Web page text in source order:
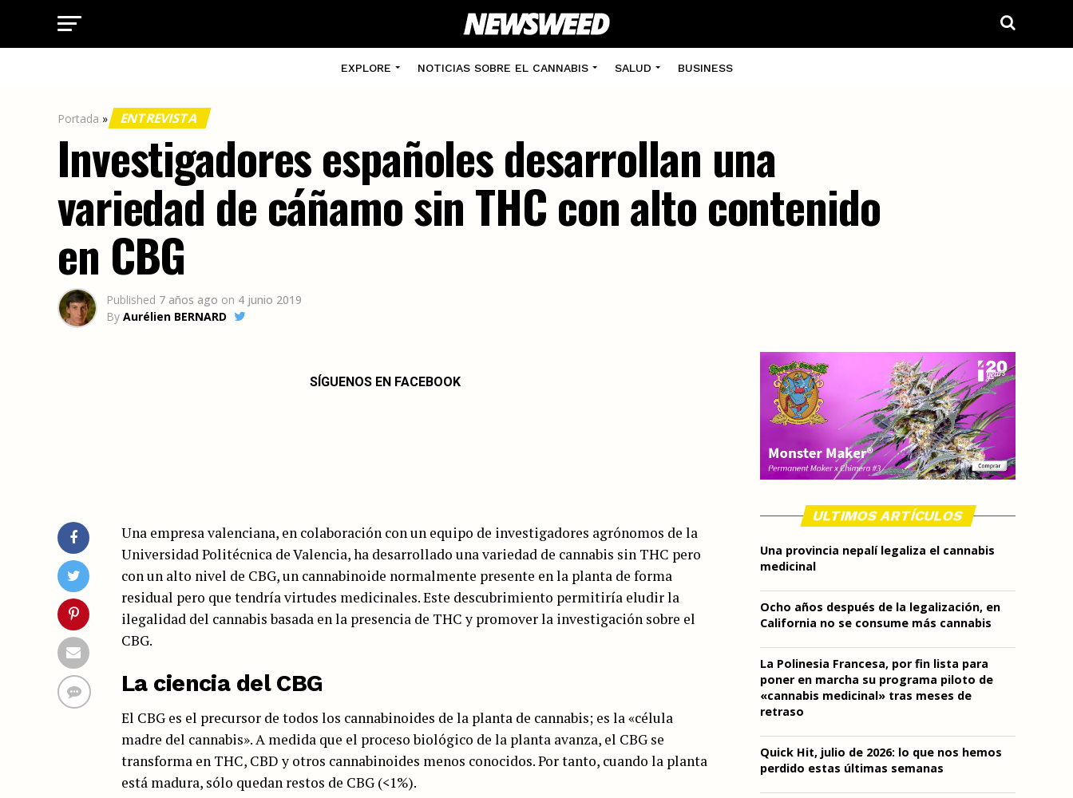
EXPLORE NOTICIAS SOBRE EL CANNABIS SALUD BUSINESS
Portada » ENTREVISTA
Investigadores españoles desarrollan una
variedad de cáñamo sin THC con alto contenido
en CBG
Published 7 años ago on 4 junio 2019
By Aurélien BERNARD
SÍGUENOS EN FACEBOOK
Una empresa valenciana, en colaboración con un equipo de investigadores agrónomos de la
Universidad Politécnica de Valencia, ha desarrollado una variedad de cannabis sin THC pero
con un alto nivel de CBG, un cannabinoide normalmente presente en la planta de forma
residual pero que tendría virtudes medicinales. Este descubrimiento permitiría eludir la
ilegalidad del cannabis basada en la presencia de THC y promover la investigación sobre el
CBG.
La ciencia del CBG
El CBG es el precursor de todos los cannabinoides de la planta de cannabis; es la «célula
madre del cannabis». A medida que el proceso biológico de la planta avanza, el CBG se
transforma en THC, CBD y otros cannabinoides menos conocidos. Por tanto, cuando la planta
está madura, sólo quedan restos de CBG (<1%).
ULTIMOS ARTÍCULOS
Una provincia nepalí legaliza el cannabis
medicinal
Ocho años después de la legalización, en
California no se consume más cannabis
La Polinesia Francesa, por fin lista para
poner en marcha su programa piloto de
«cannabis medicinal» tras meses de
retraso
Quick Hit, julio de 2026: lo que nos hemos
perdido estas últimas semanas